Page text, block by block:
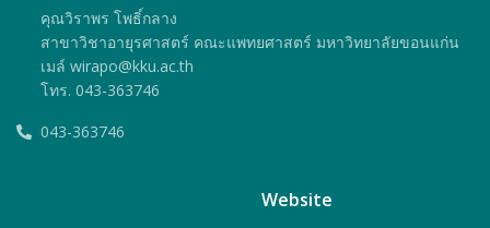
คุณวิราพร โพธิ์กลาง
สาขาวิชาอายุรศาสตร์ คณะแพทยศาสตร์ มหาวิทยาลัยขอนแก่น
เมล์ wirapo@kku.ac.th
โทร. 043-363746
043-363746
Website